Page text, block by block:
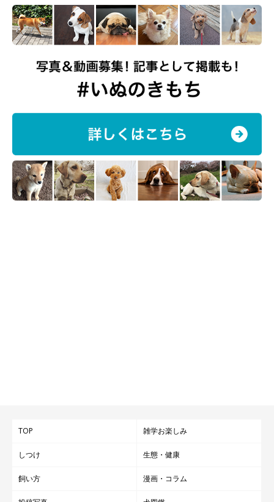
TOP 雑学お楽しみ
しつけ 生態・健康
飼い方 漫画・コラム